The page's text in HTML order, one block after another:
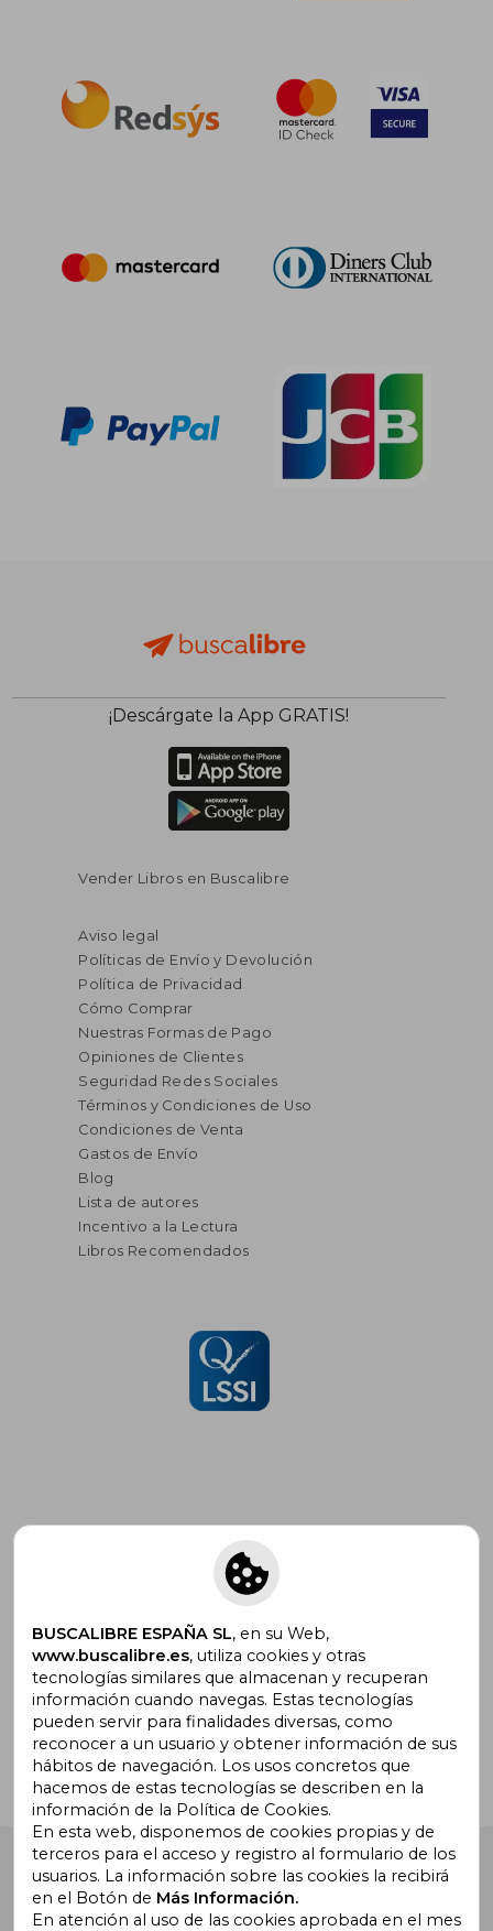
¡Descárgate la App GRATIS!
Vender Libros en Buscalibre
Aviso legal
Políticas de Envío y Devolución
Política de Privacidad
Cómo Comprar
Nuestras Formas de Pago
Opiniones de Clientes
Seguridad Redes Sociales
Términos y Condiciones de Uso
Condiciones de Venta
Gastos de Envío
Blog
Lista de autores
Incentivo a la Lectura
Libros Recomendados
Suscríbete para recibir ofertas y
promociones
¿Necesitas ayuda?
Ir a Centro de Soporte
Buscalibre España . Calle Energía, 65, Nave 3 (08940),
Cornellà de Llobregat, Barcelona. Derechos Reservados.
BUSCALIBRE ESPAÑA SL, en su Web,
www.buscalibre.es, utiliza cookies y otras
tecnologías similares que almacenan y recuperan
información cuando navegas. Estas tecnologías
pueden servir para finalidades diversas, como
reconocer a un usuario y obtener información de sus
hábitos de navegación. Los usos concretos que
hacemos de estas tecnologías se describen en la
información de la Política de Cookies.
En esta web, disponemos de cookies propias y de
terceros para el acceso y registro al formulario de los
usuarios. La información sobre las cookies la recibirá
en el Botón de Más Información.
En atención al uso de las cookies aprobada en el mes